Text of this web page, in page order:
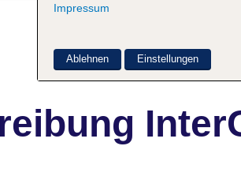
Impressum
Ablehnen Einstellungen